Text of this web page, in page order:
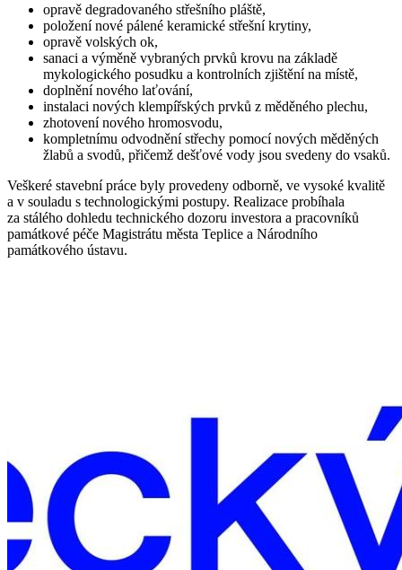
opravě degradovaného střešního pláště,
položení nové pálené keramické střešní krytiny,
opravě volských ok,
sanaci a výměně vybraných prvků krovu na základě
mykologického posudku a kontrolních zjištění na místě,
doplnění nového laťování,
instalaci nových klempířských prvků z měděného plechu,
zhotovení nového hromosvodu,
kompletnímu odvodnění střechy pomocí nových měděných
žlabů a svodů, přičemž dešťové vody jsou svedeny do vsaků.
Veškeré stavební práce byly provedeny odborně, ve vysoké kvalitě
a v souladu s technologickými postupy. Realizace probíhala
za stálého dohledu technického dozoru investora a pracovníků
památkové péče Magistrátu města Teplice a Národního
památkového ústavu.